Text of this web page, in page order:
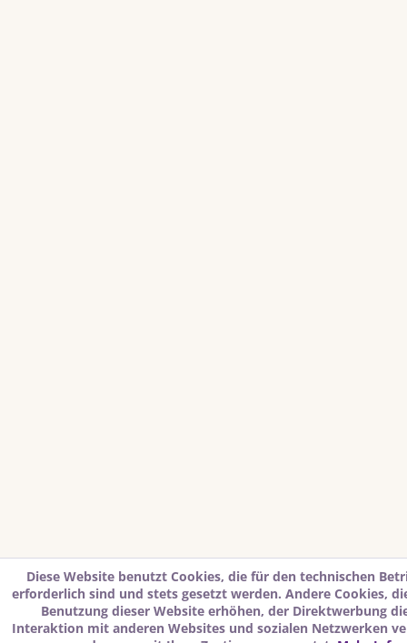
Diese Website benutzt Cookies, die für den technischen
erforderlich sind und stets gesetzt werden. Andere Cookies,
Benutzung dieser Website erhöhen, der Direktwerbung
Interaktion mit anderen Websites und sozialen Netzwerken